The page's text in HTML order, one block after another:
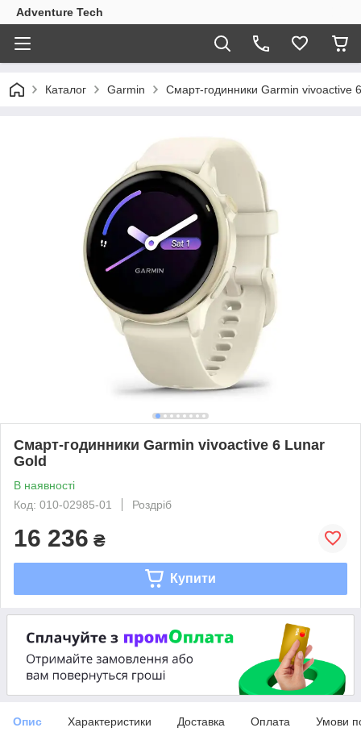
Adventure Tech
Каталог Garmin Смарт-годинники Garmin vivoactive
Смарт-годинники Garmin vivoactive 6 Lunar
Gold
В наявності
Код: 010-02985-01
Роздріб
16 236 ₴
Купити
Опис Характеристики Доставка Оплата Умови